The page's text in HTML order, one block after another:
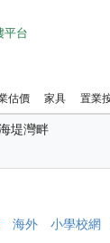
平台
估價 家具 置業
堤灣畔
海外 小學校網